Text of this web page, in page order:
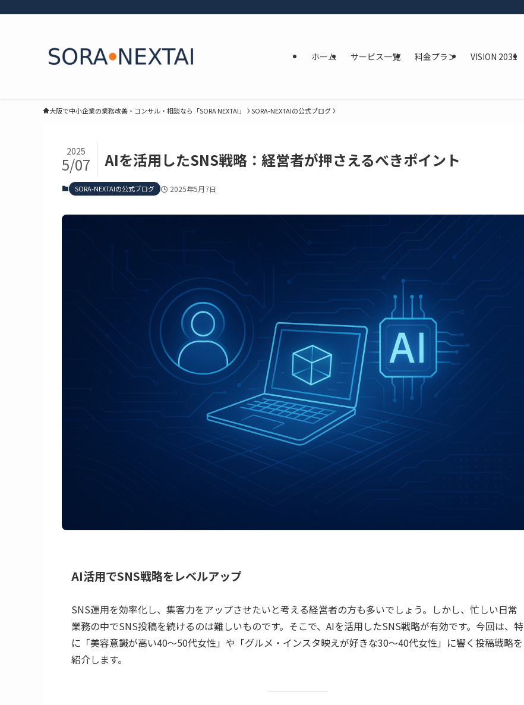
ホーム サービス一覧 料金プラン VISION 2031
大阪で中小企業の業務改善・コンサル・相談なら「SORA NEXTAI」 SORA-NEXTAIの公式ブログ
AIを活用したSNS戦略：経営者が押さえるべきポイント
2025
5/07
SORA-NEXTAIの公式ブログ 2025年5月7日
AI活用でSNS戦略をレベルアップ
SNS運用を効率化し、集客力をアップさせたいと考える経営者の方も多いでしょう。しかし、忙しい日常
業務の中でSNS投稿を続けるのは難しいものです。そこで、AIを活用したSNS戦略が有効です。今回は、特
に「美容意識が高い40〜50代女性」や「グルメ・インスタ映えが好きな30〜40代女性」に響く投稿戦略を
紹介します。